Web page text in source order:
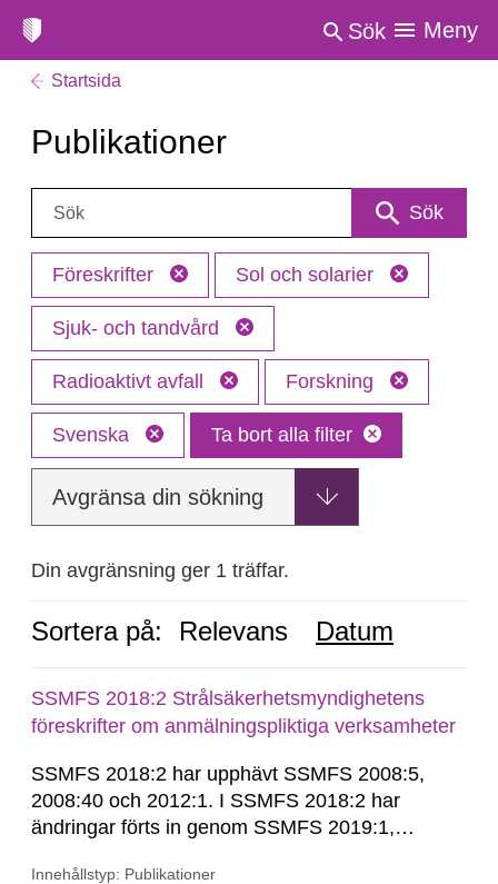
Sök Meny
Startsida
Publikationer
Sök: Sök
Föreskrifter Sol och solarier
Sjuk- och tandvård
Radioaktivt avfall Forskning
Svenska Ta bort alla filter
Avgränsa din sökning
Din avgränsning ger 1 träffar.
Sortera på: Relevans Datum
SSMFS 2018:2 Strålsäkerhetsmyndighetens
föreskrifter om anmälningspliktiga verksamheter
SSMFS 2018:2 har upphävt SSMFS 2008:5,
2008:40 och 2012:1. I SSMFS 2018:2 har
ändringar förts in genom SSMFS 2019:1,
Innehållstyp: Publikationer